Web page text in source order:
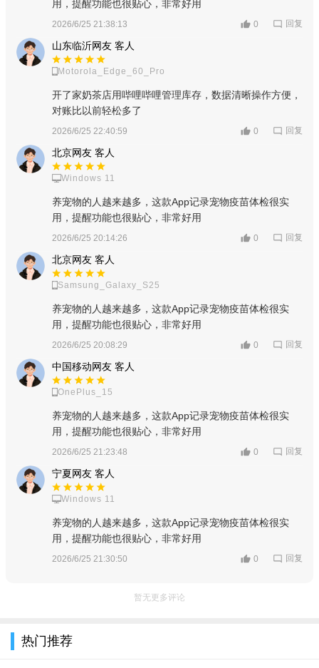
用，提醒功能也很贴心，非常好用
2026/6/25 21:38:13 0 回复
山东临沂网友 客人
Motorola_Edge_60_Pro
开了家奶茶店用哔哩哔哩管理库存，数据清晰操作方便，
对账比以前轻松多了
2026/6/25 22:40:59 0 回复
北京网友 客人
Windows 11
养宠物的人越来越多，这款App记录宠物疫苗体检很实
用，提醒功能也很贴心，非常好用
2026/6/25 20:14:26 0 回复
北京网友 客人
Samsung_Galaxy_S25
养宠物的人越来越多，这款App记录宠物疫苗体检很实
用，提醒功能也很贴心，非常好用
2026/6/25 20:08:29 0 回复
中国移动网友 客人
OnePlus_15
养宠物的人越来越多，这款App记录宠物疫苗体检很实
用，提醒功能也很贴心，非常好用
2026/6/25 21:23:48 0 回复
宁夏网友 客人
Windows 11
养宠物的人越来越多，这款App记录宠物疫苗体检很实
用，提醒功能也很贴心，非常好用
2026/6/25 21:30:50 0 回复
暂无更多评论
热门推荐